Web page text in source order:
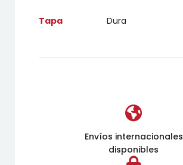
Tapa Dura
Envíos internacionales
disponibles